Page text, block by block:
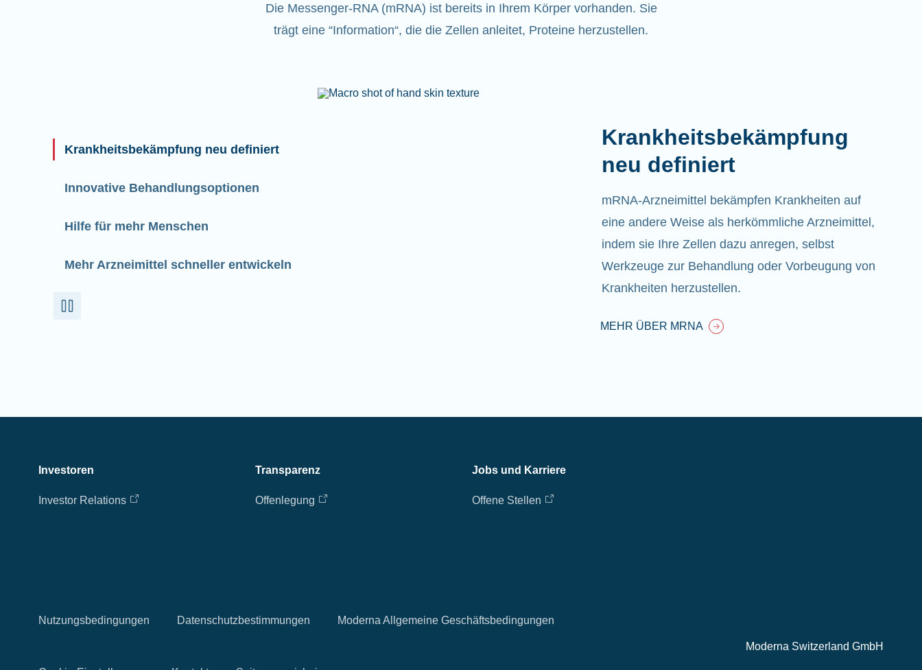
Die Messenger-RNA (mRNA) ist bereits in Ihrem Körper vorhanden. Sie
trägt eine “Information“, die die Zellen anleitet, Proteine herzustellen.
Krankheitsbekämpfung neu definiert
Innovative Behandlungsoptionen
Hilfe für mehr Menschen
Mehr Arzneimittel schneller entwickeln
Krankheitsbekämpfung
neu definiert
mRNA-Arzneimittel bekämpfen Krankheiten auf
eine andere Weise als herkömmliche Arzneimittel,
indem sie Ihre Zellen dazu anregen, selbst
Werkzeuge zur Behandlung oder Vorbeugung von
Krankheiten herzustellen.
MEHR ÜBER MRNA
Investoren
Investor Relations
Transparenz
Offenlegung
Jobs und Karriere
Offene Stellen
Nutzungsbedingungen Datenschutzbestimmungen Moderna Allgemeine Geschäftsbedingungen
Moderna Switzerland GmbH